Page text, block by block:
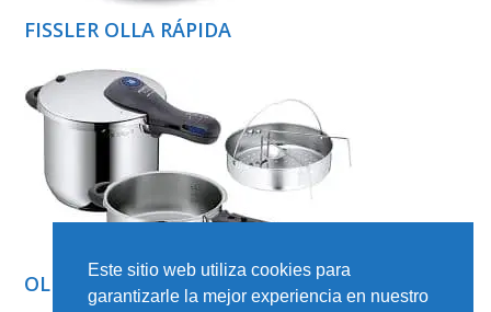
FISSLER OLLA RÁPIDA
OLLA RÁPIDA PERFECT PLUS WMF
Este sitio web utiliza cookies para
garantizarle la mejor experiencia en nuestro